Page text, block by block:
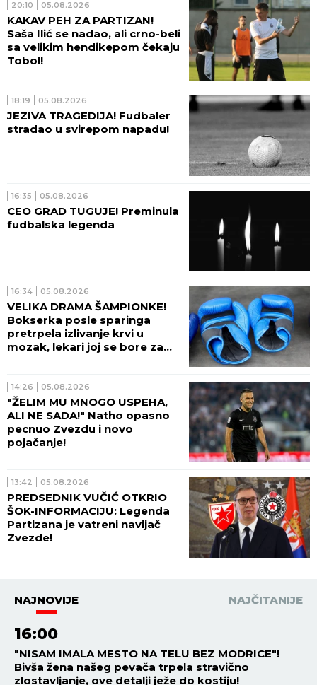
20:10 05.08.2026
KAKAV PEH ZA PARTIZAN!
Saša Ilić se nadao, ali crno-beli
sa velikim hendikepom čekaju
Tobol!
18:19 05.08.2026
JEZIVA TRAGEDIJA! Fudbaler
stradao u svirepom napadu!
16:35 05.08.2026
CEO GRAD TUGUJE! Preminula
fudbalska legenda
16:34 05.08.2026
VELIKA DRAMA ŠAMPIONKE!
Bokserka posle sparinga
pretrpela izlivanje krvi u
mozak, lekari joj se bore za
14:26 05.08.2026
"ŽELIM MU MNOGO USPEHA,
ALI NE SADA!" Natho opasno
pecnuo Zvezdu i novo
pojačanje!
13:42 05.08.2026
PREDSEDNIK VUČIĆ OTKRIO
ŠOK-INFORMACIJU: Legenda
Partizana je vatreni navijač
Zvezde!
NAJNOVIJE NAJČITANIJE
16:00
"NISAM IMALA MESTO NA TELU BEZ MODRICE"!
Bivša žena našeg pevača trpela stravično
zlostavljanje, ove detalji ježe do kostiju!